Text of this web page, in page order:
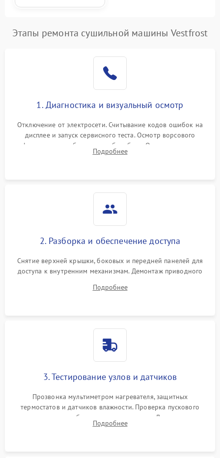
Этапы ремонта сушильной машины Vestfrost
1. Диагностика и визуальный осмотр
Отключение от электросети. Считывание кодов ошибок на
дисплее и запуск сервисного теста. Осмотр ворсового
фильтра, теплообменника и барабана. Опрос клиента о
неисправностях (не сушит, не крутит барабан, сильно шумит
Подробнее
2. Разборка и обеспечение доступа
Снятие верхней крышки, боковых и передней панелей для
доступа к внутренним механизмам. Демонтаж приводного
Обеспечение свободного доступа к ТЭНу, компрессору,
Подробнее
3. Тестирование узлов и датчиков
Прозвонка мультиметром нагревателя, защитных
термостатов и датчиков влажности. Проверка пускового
конденсатора, обмоток мотора и помпы. Для машин с
тепловым насосом — диагностика работы компрессора и
Подробнее